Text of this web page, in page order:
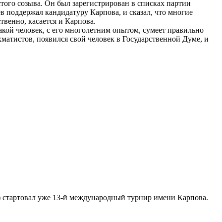
созыва. Он был зарегистрирован в списках партии
кандидатуру Карпова, и сказал, что многие
касается и Карпова.
человек, с его многолетним опытом, сумеет правильно
появился свой человек в Государственной Думе, и
уже 13-й международный турнир имени Карпова.